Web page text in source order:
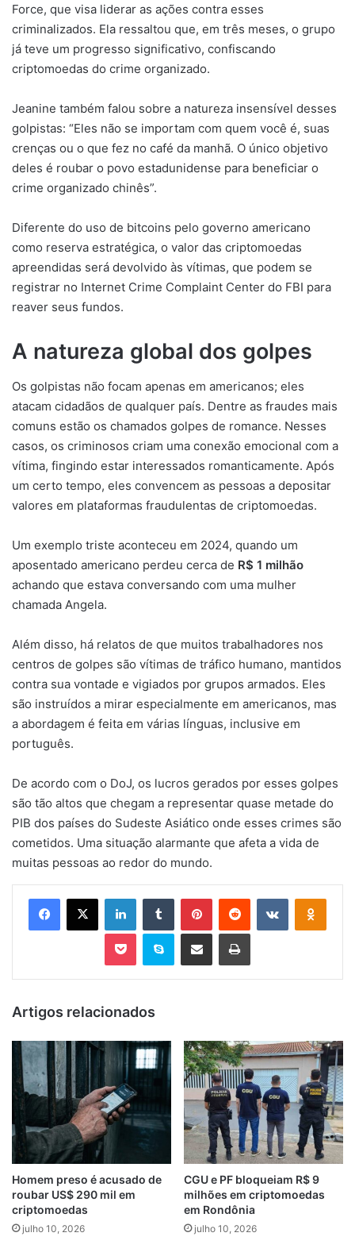
Force, que visa liderar as ações contra esses
criminalizados. Ela ressaltou que, em três meses, o grupo
já teve um progresso significativo, confiscando
criptomoedas do crime organizado.
Jeanine também falou sobre a natureza insensível desses
golpistas: “Eles não se importam com quem você é, suas
crenças ou o que fez no café da manhã. O único objetivo
deles é roubar o povo estadunidense para beneficiar o
crime organizado chinês”.
Diferente do uso de bitcoins pelo governo americano
como reserva estratégica, o valor das criptomoedas
apreendidas será devolvido às vítimas, que podem se
registrar no Internet Crime Complaint Center do FBI para
reaver seus fundos.
A natureza global dos golpes
Os golpistas não focam apenas em americanos; eles
atacam cidadãos de qualquer país. Dentre as fraudes mais
comuns estão os chamados golpes de romance. Nesses
casos, os criminosos criam uma conexão emocional com a
vítima, fingindo estar interessados romanticamente. Após
um certo tempo, eles convencem as pessoas a depositar
valores em plataformas fraudulentas de criptomoedas.
Um exemplo triste aconteceu em 2024, quando um
aposentado americano perdeu cerca de R$ 1 milhão
achando que estava conversando com uma mulher
chamada Angela.
Além disso, há relatos de que muitos trabalhadores nos
centros de golpes são vítimas de tráfico humano, mantidos
contra sua vontade e vigiados por grupos armados. Eles
são instruídos a mirar especialmente em americanos, mas
a abordagem é feita em várias línguas, inclusive em
português.
De acordo com o DoJ, os lucros gerados por esses golpes
são tão altos que chegam a representar quase metade do
PIB dos países do Sudeste Asiático onde esses crimes são
cometidos. Uma situação alarmante que afeta a vida de
muitas pessoas ao redor do mundo.
Facebook
X LinkedinTumblr PinterestReddit VK OK
Pocket Skype Compartilhar via e-mail Imprimir
Artigos relacionados
Homem preso é acusado de
roubar US$ 290 mil em
criptomoedas
julho 10, 2026
CGU e PF bloqueiam R$ 9
milhões em criptomoedas
em Rondônia
julho 10, 2026